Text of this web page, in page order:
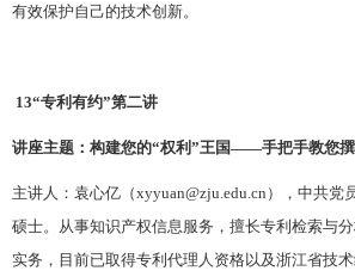
有效保护自己的技术创新。
13“专利有约”第二讲
讲座主题：构建您的“权利”王国——手把手教您
主讲人：袁心亿（xyyuan@zju.edu.cn）， 中共党
硕士。从事知识产权信息服务，擅长专利检索与
实务，目前已取得专利代理人资格以及浙江省技术